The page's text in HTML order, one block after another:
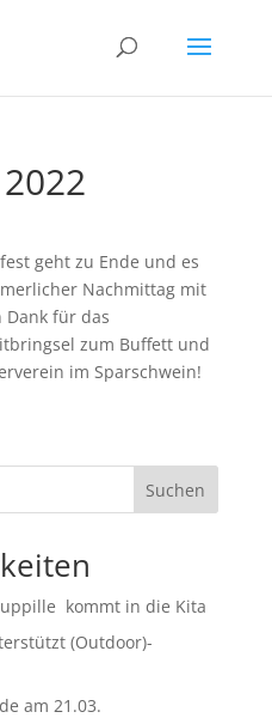
geht zu Ende und es
Nachmittag mit
Dank für das
zum Buffett und
im Sparschwein!
Suchen
kommt in die Kita
(Outdoor)-
am 21.03.